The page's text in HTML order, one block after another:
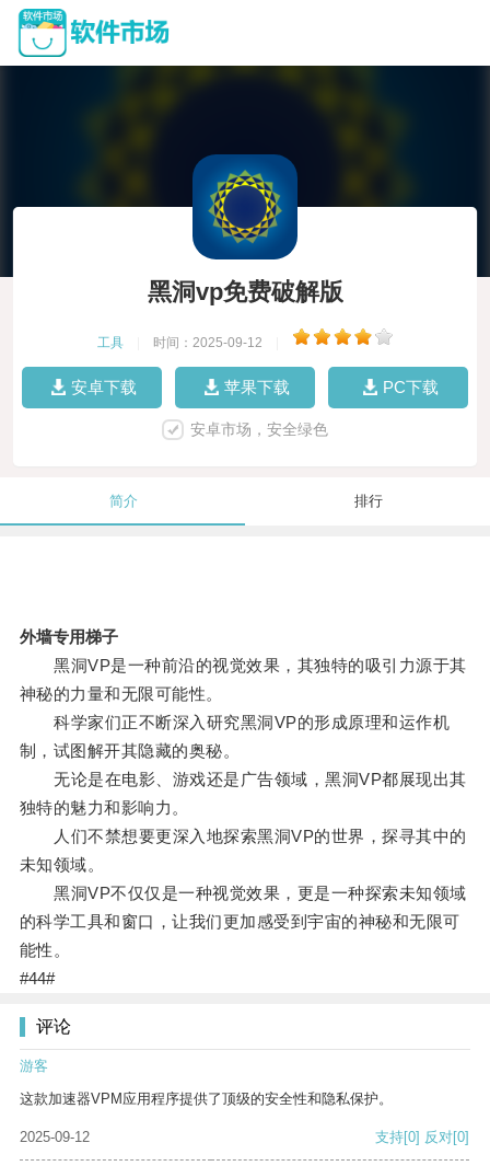
黑洞vp免费破解版
工具 时间：2025-09-12
安卓下载 苹果下载 PC下载
安卓市场，安全绿色
简介 排行
外墙专用梯子
黑洞VP是一种前沿的视觉效果，其独特的吸引力源于其
神秘的力量和无限可能性。
科学家们正不断深入研究黑洞VP的形成原理和运作机
制，试图解开其隐藏的奥秘。
无论是在电影、游戏还是广告领域，黑洞VP都展现出其
独特的魅力和影响力。
人们不禁想要更深入地探索黑洞VP的世界，探寻其中的
未知领域。
黑洞VP不仅仅是一种视觉效果，更是一种探索未知领域
的科学工具和窗口，让我们更加感受到宇宙的神秘和无限可
能性。
#44#
评论
游客
这款加速器VPM应用程序提供了顶级的安全性和隐私保护。
2025-09-12 支持[0] 反对[0]